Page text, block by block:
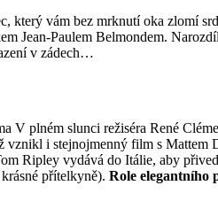
který vám bez mrknutí oka zlomí
Jean-Paulem Belmondem.
v zádech…
V plném slunci režiséra René
vznikl i stejnojmenný film s
Ripley vydává do Itálie, aby
přítelkyně). Role elegantního